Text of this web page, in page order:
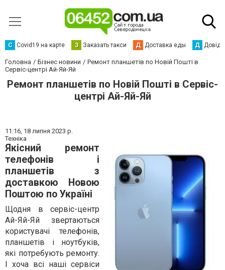
С Сovid19 на карте З Заказать такси Д Доставка еды Д
Головна Бізнес новини
Ремонт планшетів по Новій Пошті в
Сервіс-центрі Ай-Яй-Яй
Ремонт планшетів по Новій Пошті в Сервіс-
центрі Ай-Яй-Яй
11:16, 18 липня 2023 р.
Техніка
Якісний ремонт
телефонів і
планшетів з
доставкою Новою
Поштою по Україні
Щодня в сервіс-центр
Ай-Яй-Яй звертаються
користувачі телефонів,
планшетів і ноутбуків,
які потребують ремонту.
І хоча всі наші сервіси